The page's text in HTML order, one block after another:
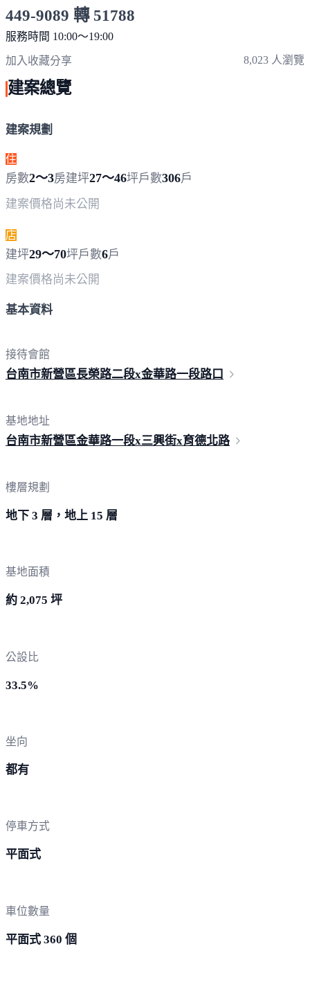
449-9089 轉 51788
服務時間 10:00～19:00
加入收藏分享 8,023 人瀏覽
建案總覽
建案規劃
住
房數2～3房建坪27～46坪戶數306戶
建案價格尚未公開
店
建坪29～70坪戶數6戶
建案價格尚未公開
基本資料
接待會館
台南市新營區長榮路二段x金華路一段路口
基地地址
台南市新營區金華路一段x三興街x育德北路
樓層規劃
地下 3 層，地上 15 層
基地面積
約 2,075 坪
公設比
33.5%
坐向
都有
停車方式
平面式
車位數量
平面式 360 個